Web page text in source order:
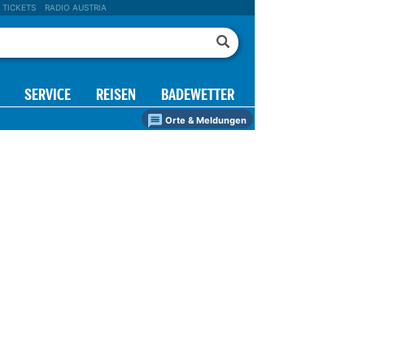
TICKETS RADIO AUSTRIA
SERVICE REISEN BADEWETTER
Orte & Meldungen